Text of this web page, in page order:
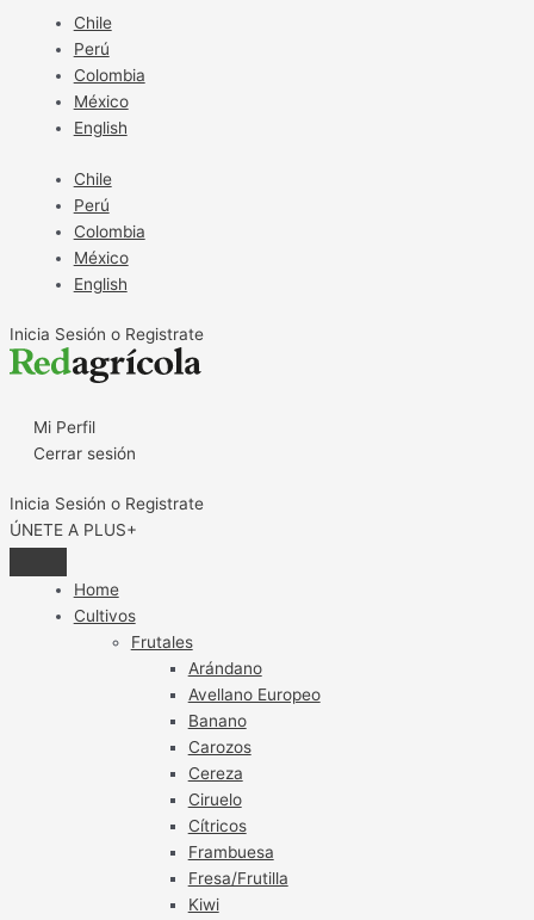
Chile
Perú
Colombia
México
English
Chile
Perú
Colombia
México
English
Inicia Sesión o Registrate
Mi Perfil
Cerrar sesión
Inicia Sesión o Registrate
ÚNETE A PLUS+
Home
Cultivos
Frutales
Arándano
Avellano Europeo
Banano
Carozos
Cereza
Ciruelo
Cítricos
Frambuesa
Fresa/Frutilla
Kiwi